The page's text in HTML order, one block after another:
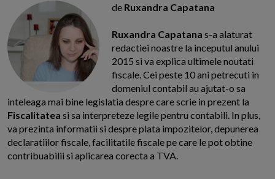
de Ruxandra Capatana
Ruxandra Capatana s-a alaturat
redactiei noastre la inceputul anului
2015 si va explica ultimele noutati
fiscale. Cei peste 10 ani petrecuti in
domeniul contabil au ajutat-o sa
inteleaga mai bine legislatia despre care scrie in prezent la
Fiscalitatea si sa interpreteze legile pentru contabili. In plus,
va prezinta informatii si despre plata impozitelor, depunerea
declaratiilor fiscale, facilitatile fiscale pe care le pot obtine
contribuabilii si aplicarea corecta a TVA.